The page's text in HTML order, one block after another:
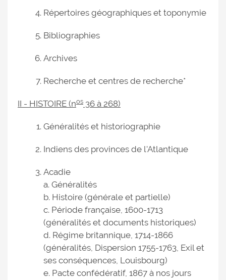
Répertoires géographiques et toponymie
Bibliographies
Archives
Recherche et centres de recherche*
II - HISTOIRE (nos 36 à 268)
Généralités et historiographie
Indiens des provinces de l'Atlantique
Acadie
a. Généralités
b. Histoire (générale et partielle)
c. Période française, 1600-1713
(généralités et documents historiques)
d. Régime britannique, 1714-1866
(généralités, Dispersion 1755-1763, Exil et
ses conséquences, Louisbourg)
e. Pacte confédératif, 1867 à nos jours